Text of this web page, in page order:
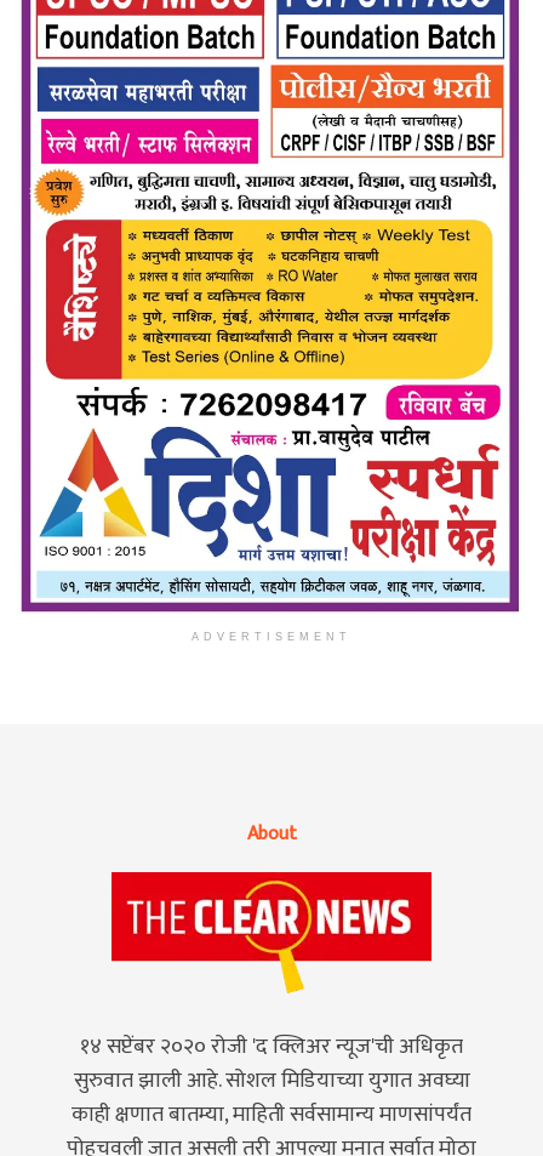
ADVERTISEMENT
About
१४ सप्टेंबर २०२० रोजी 'द क्लिअर न्यूज'ची अधिकृत
सुरुवात झाली आहे. सोशल मिडियाच्या युगात अवघ्या
काही क्षणात बातम्या, माहिती सर्वसामान्य माणसांपर्यंत
पोहचवली जात असली तरी आपल्या मनात सर्वात मोठा